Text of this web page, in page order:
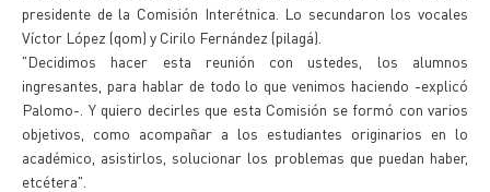
presidente de la Comisión Interétnica. Lo secundaron los vocales
Víctor López (qom) y Cirilo Fernández (pilagá).
"Decidimos hacer esta reunión con ustedes, los alumnos
ingresantes, para hablar de todo lo que venimos haciendo -explicó
Palomo-. Y quiero decirles que esta Comisión se formó con varios
objetivos, como acompañar a los estudiantes originarios en lo
académico, asistirlos, solucionar los problemas que puedan haber,
etcétera".